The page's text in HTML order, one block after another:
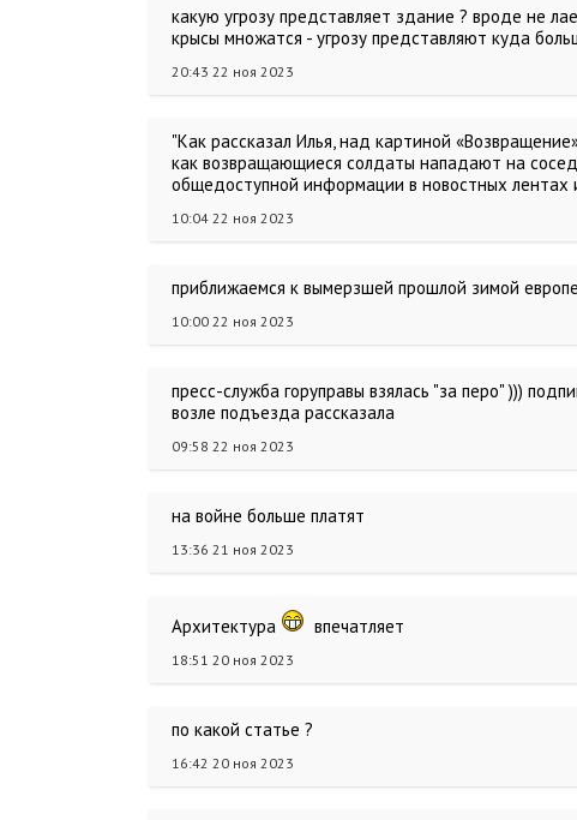
какую угрозу представляет здание ? вроде не
крысы множатся - угрозу представляют куда
20:43 22 ноя 2023
"Как рассказал Илья, над картиной
как возвращающиеся солдаты нападают на
общедоступной информации в новостных лентах
10:04 22 ноя 2023
приближаемся к вымерзшей прошлой зимой
10:00 22 ноя 2023
пресс-служба горуправы взялась "за перо" )))
возле подъезда рассказала
09:58 22 ноя 2023
на войне больше платят
13:36 21 ноя 2023
Архитектура впечатляет
18:51 20 ноя 2023
по какой статье ?
16:42 20 ноя 2023